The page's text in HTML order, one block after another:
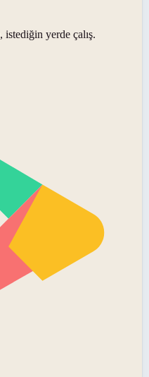
yerde çalış.